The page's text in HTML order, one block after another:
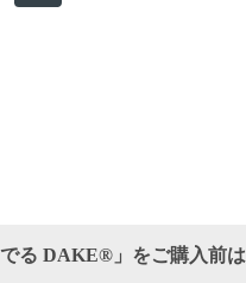
でる DAKE®」をご購入前